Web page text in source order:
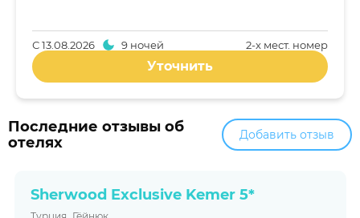
2-x мест. номер
С13.08.2026 9 ночей
Уточнить
Последние отзывы об
отелях
Добавить отзыв
Sherwood Exclusive Kemer 5*